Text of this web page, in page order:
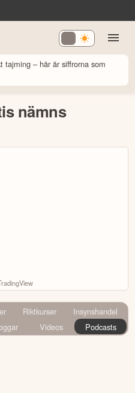
tajming – här är siffrorna som
nämns
Riktkurser
Insynshandel
Videos Podcasts